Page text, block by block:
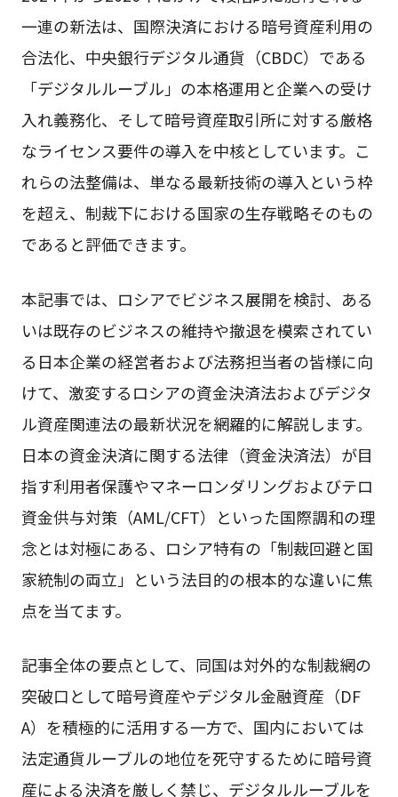
一連の新法は、国際決済における暗号資産利用の
合法化、中央銀行デジタル通貨（CBDC）である
「デジタルルーブル」の本格運用と企業への受け
入れ義務化、そして暗号資産取引所に対する厳格
なライセンス要件の導入を中核としています。こ
れらの法整備は、単なる最新技術の導入という枠
を超え、制裁下における国家の生存戦略そのもの
であると評価できます。
本記事では、ロシアでビジネス展開を検討、ある
いは既存のビジネスの維持や撤退を模索されてい
る日本企業の経営者および法務担当者の皆様に向
けて、激変するロシアの資金決済法およびデジタ
ル資産関連法の最新状況を網羅的に解説します。
日本の資金決済に関する法律（資金決済法）が目
指す利用者保護やマネーロンダリングおよびテロ
資金供与対策（AML/CFT）といった国際調和の理
念とは対極にある、ロシア特有の「制裁回避と国
家統制の両立」という法目的の根本的な違いに焦
点を当てます。
記事全体の要点として、同国は対外的な制裁網の
突破口として暗号資産やデジタル金融資産（DF
A）を積極的に活用する一方で、国内においては
法定通貨ルーブルの地位を死守するために暗号資
産による決済を厳しく禁じ、デジタルルーブルを